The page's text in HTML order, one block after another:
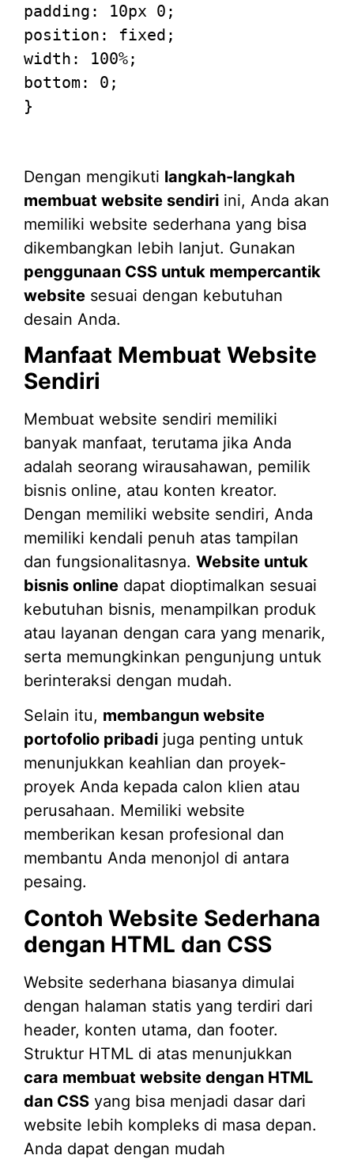
padding : 10px 0 ;
position : fixed;
width : 100%;
bottom : 0 ;
}
Dengan mengikuti langkah-langkah
membuat website sendiri ini, Anda akan
memiliki website sederhana yang bisa
dikembangkan lebih lanjut. Gunakan
penggunaan CSS untuk mempercantik
website sesuai dengan kebutuhan
desain Anda.
Manfaat Membuat Website
Sendiri
Membuat website sendiri memiliki
banyak manfaat, terutama jika Anda
adalah seorang wirausahawan, pemilik
bisnis online, atau konten kreator.
Dengan memiliki website sendiri, Anda
memiliki kendali penuh atas tampilan
dan fungsionalitasnya. Website untuk
bisnis online dapat dioptimalkan sesuai
kebutuhan bisnis, menampilkan produk
atau layanan dengan cara yang menarik,
serta memungkinkan pengunjung untuk
berinteraksi dengan mudah.
Selain itu, membangun website
portofolio pribadi juga penting untuk
menunjukkan keahlian dan proyek-
proyek Anda kepada calon klien atau
perusahaan. Memiliki website
memberikan kesan profesional dan
membantu Anda menonjol di antara
pesaing.
Contoh Website Sederhana
dengan HTML dan CSS
Website sederhana biasanya dimulai
dengan halaman statis yang terdiri dari
header, konten utama, dan footer.
Struktur HTML di atas menunjukkan
cara membuat website dengan HTML
dan CSS yang bisa menjadi dasar dari
website lebih kompleks di masa depan.
Anda dapat dengan mudah